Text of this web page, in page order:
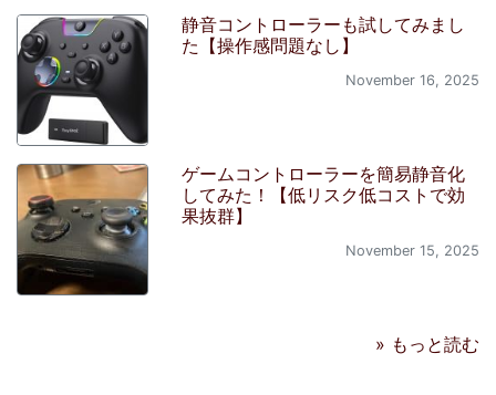
静音コントローラーも試してみまし
た【操作感問題なし】
November 16, 2025
ゲームコントローラーを簡易静音化
してみた！【低リスク低コストで効
果抜群】
November 15, 2025
» もっと読む